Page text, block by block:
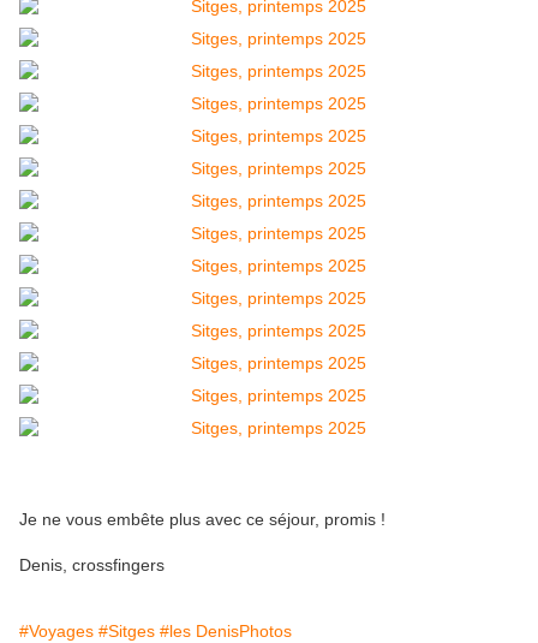
Je ne vous embête plus avec ce séjour, promis !
Denis, crossfingers
#Voyages #Sitges #les DenisPhotos